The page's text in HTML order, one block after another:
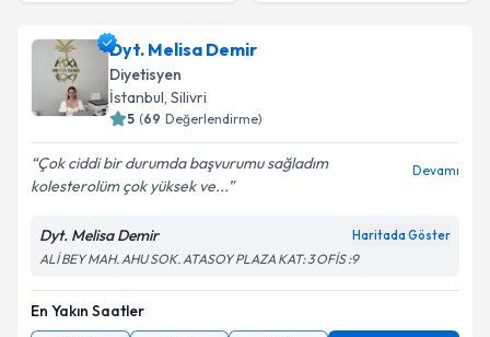
Dyt. Melisa Demir
Diyetisyen
İstanbul, Silivri
5 (69 Değerlendirme)
Çok ciddi bir durumda başvurumu sağladım
kolesterolüm çok yüksek ve...
Devamı
Dyt. Melisa Demir Haritada Göster
ALİ BEY MAH. AHU SOK. ATASOY PLAZA KAT: 3 OFİS :9
En Yakın Saatler